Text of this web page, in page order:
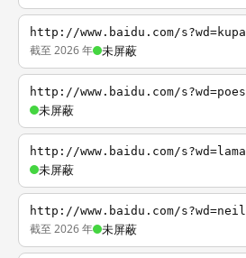
http://www.baidu.com/s?wd=kupa
截至 2026 年 未屏蔽
http://www.baidu.com/s?wd=poes
未屏蔽
http://www.baidu.com/s?wd=lama
未屏蔽
http://www.baidu.com/s?wd=neil
截至 2026 年 未屏蔽